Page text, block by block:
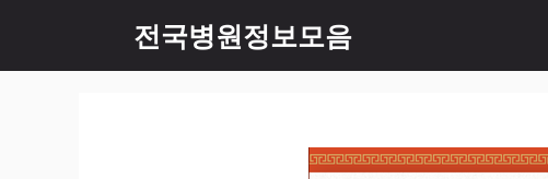
츠
전국병원정보모음